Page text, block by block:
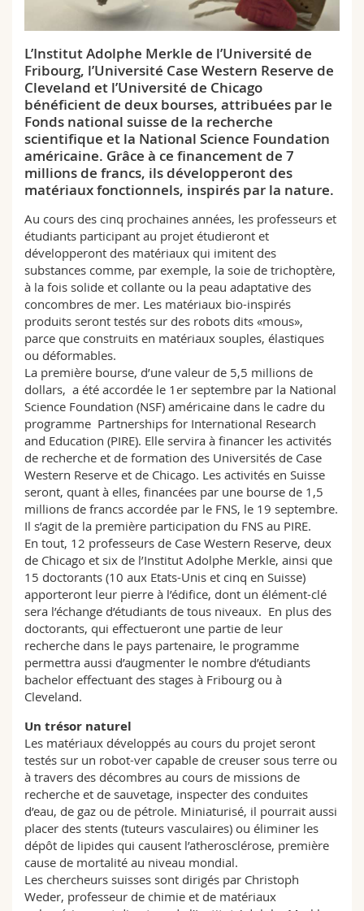
Sciences et médecine
Interfacultaire
Collaborateurs
Doctorants
Webmail
Programme des cours
MyUnifr
L’Institut Adolphe Merkle de l’Université de
Fribourg, l’Université Case Western Reserve de
Cleveland et l’Université de Chicago
bénéficient de deux bourses, attribuées par le
Fonds national suisse de la recherche
scientifique et la National Science Foundation
américaine. Grâce à ce financement de 7
millions de francs, ils développeront des
matériaux fonctionnels, inspirés par la nature.
Au cours des cinq prochaines années, les professeurs et
étudiants participant au projet étudieront et
développeront des matériaux qui imitent des
substances comme, par exemple, la soie de trichoptère,
à la fois solide et collante ou la peau adaptative des
concombres de mer. Les matériaux bio-inspirés
produits seront testés sur des robots dits «mous»,
parce que construits en matériaux souples, élastiques
ou déformables.
La première bourse, d’une valeur de 5,5 millions de
dollars, a été accordée le 1er septembre par la National
Science Foundation (NSF) américaine dans le cadre du
programme Partnerships for International Research
and Education (PIRE). Elle servira à financer les activités
de recherche et de formation des Universités de Case
Western Reserve et de Chicago. Les activités en Suisse
seront, quant à elles, financées par une bourse de 1,5
millions de francs accordée par le FNS, le 19 septembre.
Il s’agit de la première participation du FNS au PIRE.
En tout, 12 professeurs de Case Western Reserve, deux
de Chicago et six de l’Institut Adolphe Merkle, ainsi que
15 doctorants (10 aux Etats-Unis et cinq en Suisse)
apporteront leur pierre à l’édifice, dont un élément-clé
sera l’échange d’étudiants de tous niveaux. En plus des
doctorants, qui effectueront une partie de leur
recherche dans le pays partenaire, le programme
permettra aussi d’augmenter le nombre d’étudiants
bachelor effectuant des stages à Fribourg ou à
Cleveland.
Un trésor naturel
Les matériaux développés au cours du projet seront
testés sur un robot-ver capable de creuser sous terre ou
à travers des décombres au cours de missions de
recherche et de sauvetage, inspecter des conduites
d’eau, de gaz ou de pétrole. Miniaturisé, il pourrait aussi
placer des stents (tuteurs vasculaires) ou éliminer les
dépôt de lipides qui causent l’atherosclérose, première
cause de mortalité au niveau mondial.
Les chercheurs suisses sont dirigés par Christoph
Weder, professeur de chimie et de matériaux